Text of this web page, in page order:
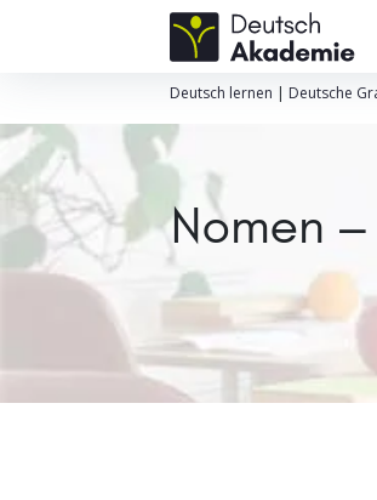
Deutsch lernen | Deutsche
Nomen